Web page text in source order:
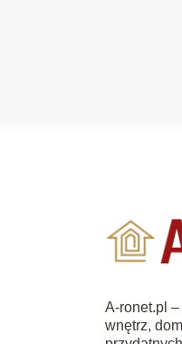
A-ronet.pl
wnętrz,